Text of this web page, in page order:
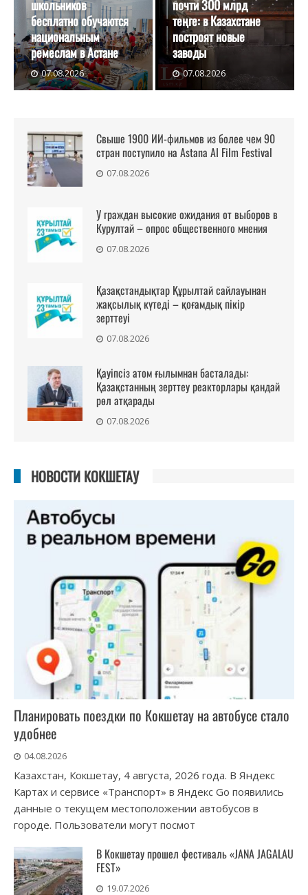
школьников
бесплатно обучаются
национальным
ремеслам в Астане
07.08.2026
почти 300 млрд
теңге: в Казахстане
построят новые
заводы
07.08.2026
Свыше 1900 ИИ-фильмов из более чем 90
стран поступило на Astana AI Film Festival
07.08.2026
У граждан высокие ожидания от выборов в
Курултай – опрос общественного мнения
07.08.2026
Қазақстандықтар Құрылтай сайлауынан
жақсылық күтеді – қоғамдық пікір
зерттеуі
07.08.2026
Қауіпсіз атом ғылымнан басталады:
Қазақстанның зерттеу реакторлары қандай
рөл атқарады
07.08.2026
НОВОСТИ КОКШЕТАУ
Планировать поездки по Кокшетау на автобусе стало
удобнее
04.08.2026
Казахстан, Кокшетау, 4 августа, 2026 года. В Яндекс
Картах и сервисе «Транспорт» в Яндекс Go появились
данные о текущем местоположении автобусов в
городе. Пользователи могут посмот
В Кокшетау прошел фестиваль «JANA JAGALAU
FEST»
19.07.2026